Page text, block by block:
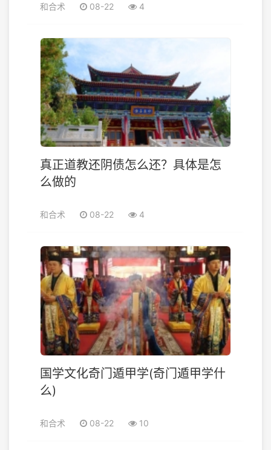
和合术 08-22 4
真正道教还阴债怎么还？具体是怎
么做的
和合术 08-22 4
国学文化奇门遁甲学(奇门遁甲学什
么)
和合术 08-22 10